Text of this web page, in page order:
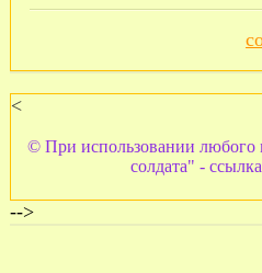
<
© При использовании любого
солдата" -
-->